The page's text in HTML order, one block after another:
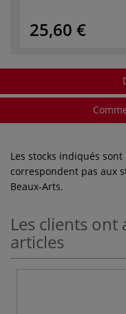
25,60 €
Les stocks indiqués
correspondent pas aux
Beaux-Arts.
Les clients ont
articles